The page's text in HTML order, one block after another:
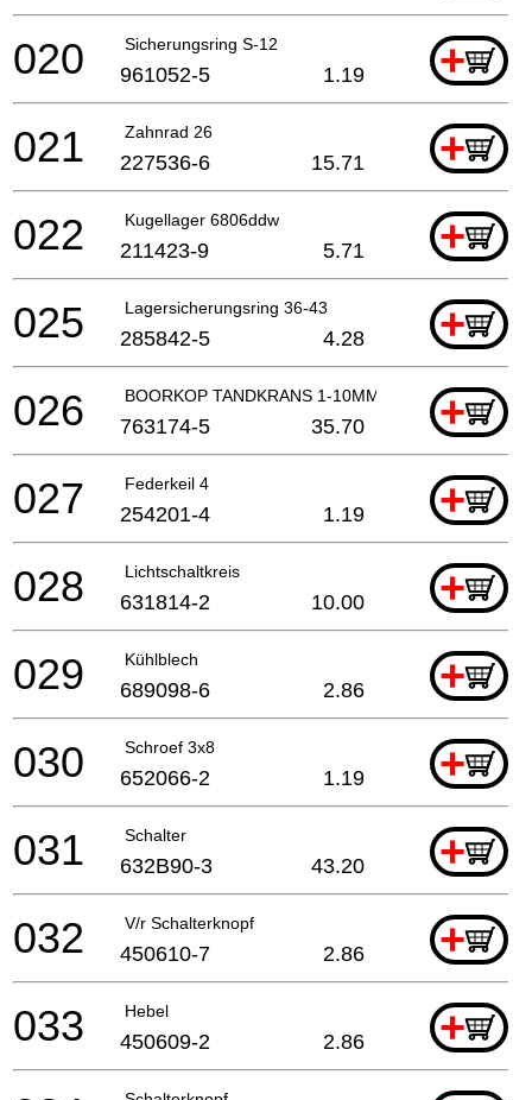
Sicherungsring S-12 +
020 961052-5 1.19
Zahnrad 26 +
021 227536-6 15.71
Kugellager 6806ddw +
022 211423-9 5.71
Lagersicherungsring 36-43 +
025 285842-5 4.28
BOORKOP TANDKRANS 1-10MM +
026 763174-5 35.70
Federkeil 4 +
027 254201-4 1.19
Lichtschaltkreis +
028 631814-2 10.00
Kühlblech +
029 689098-6 2.86
Schroef 3x8 +
030 652066-2 1.19
Schalter +
031 632B90-3 43.20
V/r Schalterknopf +
032 450610-7 2.86
Hebel +
033 450609-2 2.86